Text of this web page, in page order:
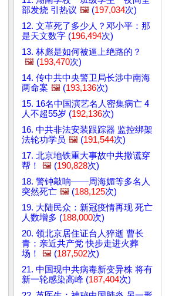
部发烧 引热议 🖼️ (197,034次)
12. 文革死了多少人？邓小平：那
是天文数字 (196,494次)
13. 林彪是如何被逼上绝路的？
🖼️ (193,470次)
14. 传中共中央警卫局长涉中南海
两命案 🖼️ (193,136次)
15. 16名中国演艺名人密集病亡 4
人不超55岁 (192,136次)
16. 中共非法安装跟踪器 监控绑架
法轮功学员 🖼️ (191,544次)
17. 北京地铁重大事故中共撒谎穿
帮！
🖼️ (190,828次)
18. 警钟敲响——周海媚等多名人
突然死亡 🖼️ (188,125次)
19. 大陆民众：新冠疫情再现 死亡
人数增多 (188,000次)
20. 领北京居住证台人猝逝 曹长
青：亲近共产党 快步走进火葬
场！
🖼️ (187,502次)
21. 中国现中共病毒新变异株 将有
新一轮感染高峰 (187,404次)